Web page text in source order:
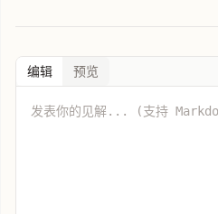
编辑 预览